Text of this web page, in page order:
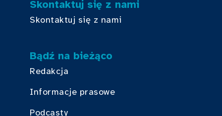
Skontaktuj się z nami
Skontaktuj się z nami
Bądź na bieżąco
Redakcja
Informacje prasowe
Podcasty